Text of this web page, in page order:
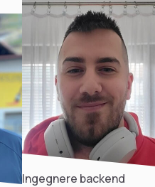
Ingegnere backend